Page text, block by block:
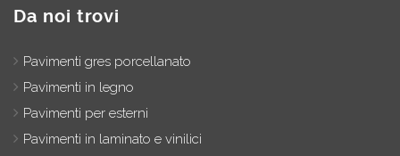
Da noi trovi
Pavimenti gres porcellanato
Pavimenti in legno
Pavimenti per esterni
Pavimenti in laminato e vinilici